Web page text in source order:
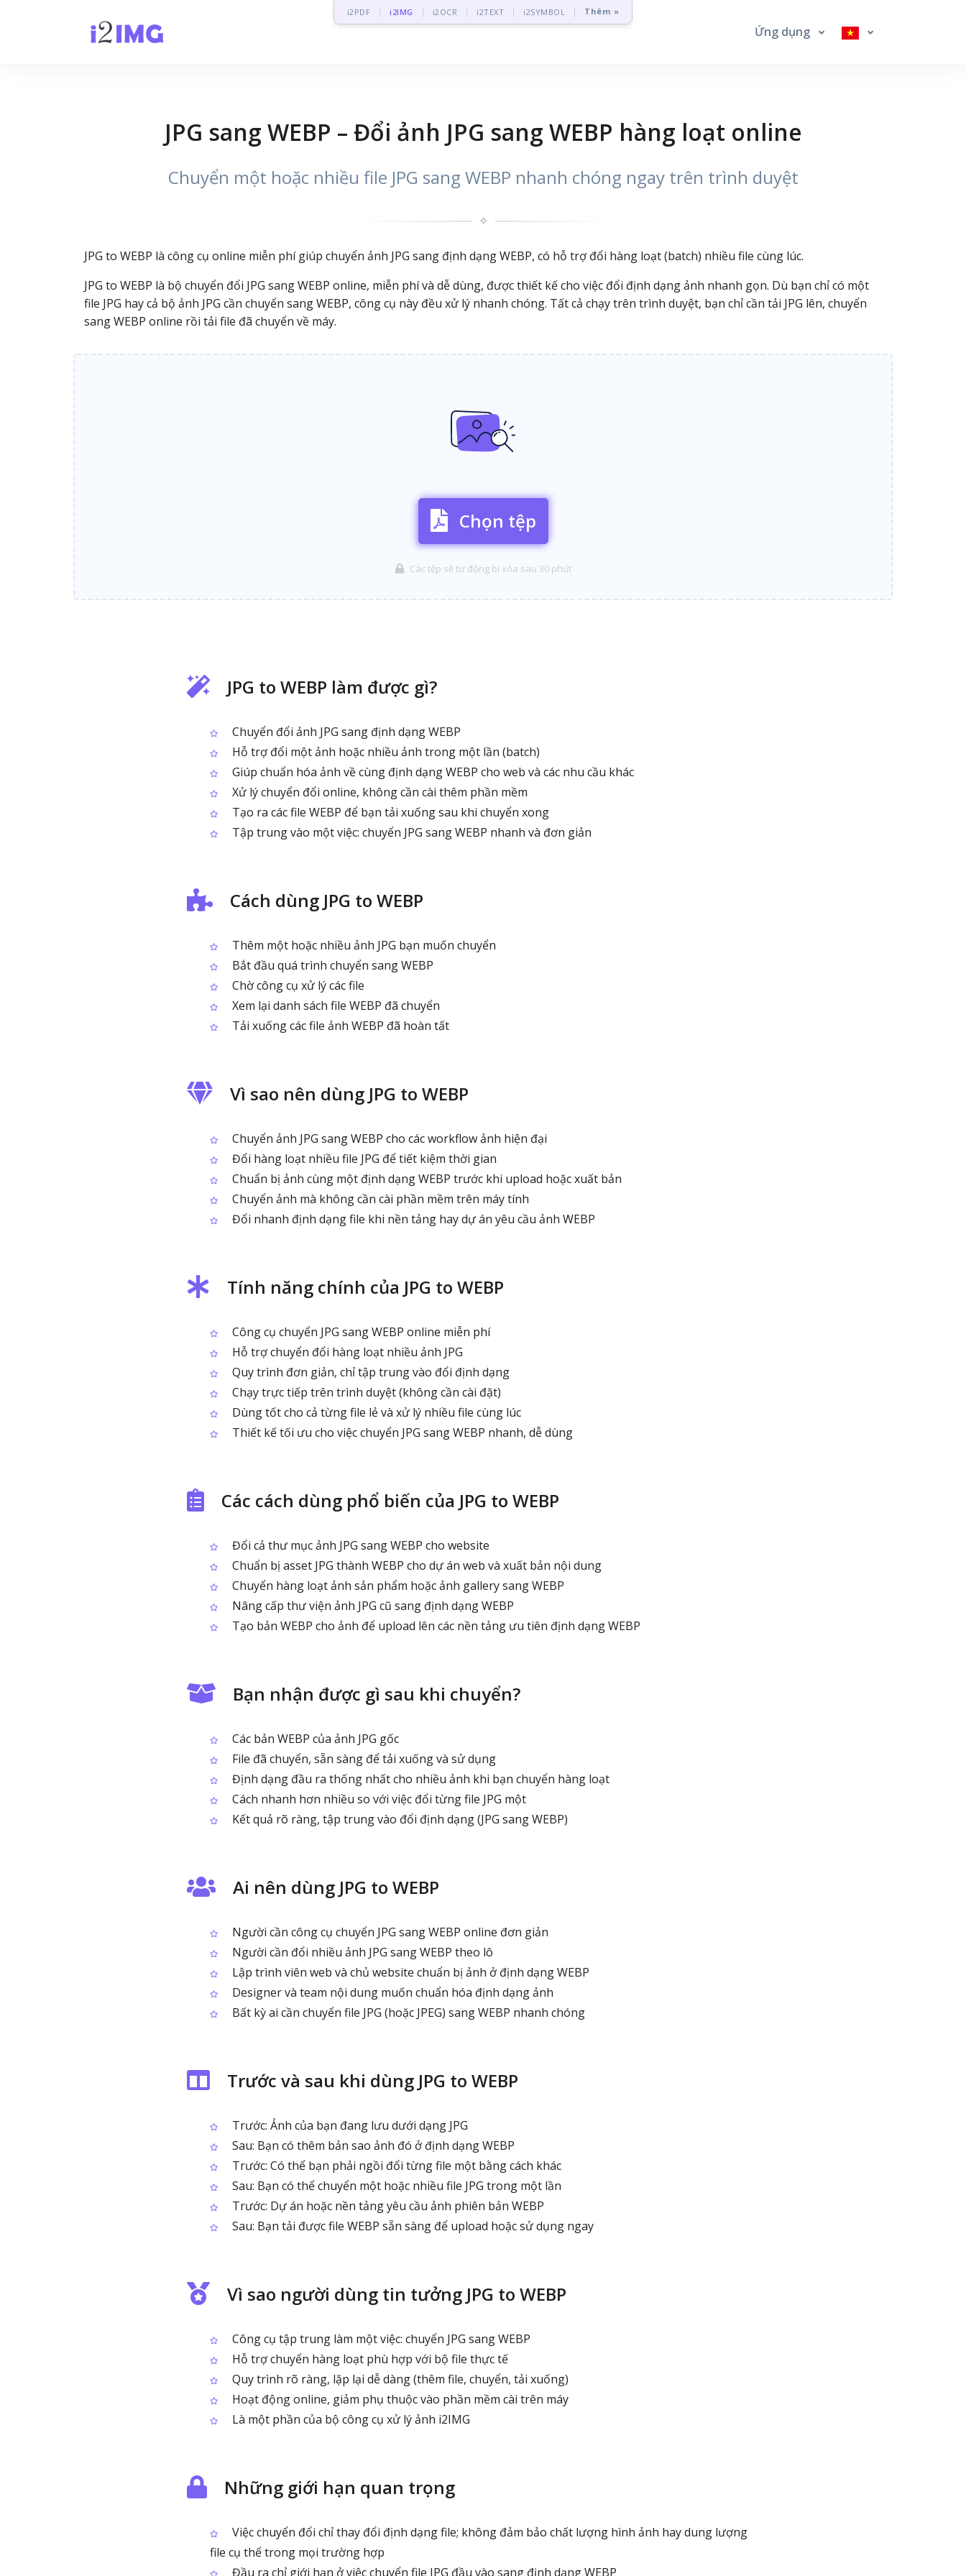
i2PDF i2IMG i2OCR i2TEXT i2SYMBOL Thêm »
Ứng dụng
JPG sang WEBP – Đổi ảnh JPG sang WEBP hàng loạt online
Chuyển một hoặc nhiều file JPG sang WEBP nhanh chóng ngay trên trình duyệt
✧
JPG to WEBP là công cụ online miễn phí giúp chuyển ảnh JPG sang định dạng WEBP, có hỗ trợ đổi hàng loạt (batch) nhiều file cùng lúc.
JPG to WEBP là bộ chuyển đổi JPG sang WEBP online, miễn phí và dễ dùng, được thiết kế cho việc đổi định dạng ảnh nhanh gọn. Dù bạn chỉ có một
file JPG hay cả bộ ảnh JPG cần chuyển sang WEBP, công cụ này đều xử lý nhanh chóng. Tất cả chạy trên trình duyệt, bạn chỉ cần tải JPG lên, chuyển
sang WEBP online rồi tải file đã chuyển về máy.
Chọn tệp
Các tệp sẽ tự động bị xóa sau 30 phút
JPG to WEBP làm được gì?
Chuyển đổi ảnh JPG sang định dạng WEBP
Hỗ trợ đổi một ảnh hoặc nhiều ảnh trong một lần (batch)
Giúp chuẩn hóa ảnh về cùng định dạng WEBP cho web và các nhu cầu khác
Xử lý chuyển đổi online, không cần cài thêm phần mềm
Tạo ra các file WEBP để bạn tải xuống sau khi chuyển xong
Tập trung vào một việc: chuyển JPG sang WEBP nhanh và đơn giản
Cách dùng JPG to WEBP
Thêm một hoặc nhiều ảnh JPG bạn muốn chuyển
Bắt đầu quá trình chuyển sang WEBP
Chờ công cụ xử lý các file
Xem lại danh sách file WEBP đã chuyển
Tải xuống các file ảnh WEBP đã hoàn tất
Vì sao nên dùng JPG to WEBP
Chuyển ảnh JPG sang WEBP cho các workflow ảnh hiện đại
Đổi hàng loạt nhiều file JPG để tiết kiệm thời gian
Chuẩn bị ảnh cùng một định dạng WEBP trước khi upload hoặc xuất bản
Chuyển ảnh mà không cần cài phần mềm trên máy tính
Đổi nhanh định dạng file khi nền tảng hay dự án yêu cầu ảnh WEBP
Tính năng chính của JPG to WEBP
Công cụ chuyển JPG sang WEBP online miễn phí
Hỗ trợ chuyển đổi hàng loạt nhiều ảnh JPG
Quy trình đơn giản, chỉ tập trung vào đổi định dạng
Chạy trực tiếp trên trình duyệt (không cần cài đặt)
Dùng tốt cho cả từng file lẻ và xử lý nhiều file cùng lúc
Thiết kế tối ưu cho việc chuyển JPG sang WEBP nhanh, dễ dùng
Các cách dùng phổ biến của JPG to WEBP
Đổi cả thư mục ảnh JPG sang WEBP cho website
Chuẩn bị asset JPG thành WEBP cho dự án web và xuất bản nội dung
Chuyển hàng loạt ảnh sản phẩm hoặc ảnh gallery sang WEBP
Nâng cấp thư viện ảnh JPG cũ sang định dạng WEBP
Tạo bản WEBP cho ảnh để upload lên các nền tảng ưu tiên định dạng WEBP
Bạn nhận được gì sau khi chuyển?
Các bản WEBP của ảnh JPG gốc
File đã chuyển, sẵn sàng để tải xuống và sử dụng
Định dạng đầu ra thống nhất cho nhiều ảnh khi bạn chuyển hàng loạt
Cách nhanh hơn nhiều so với việc đổi từng file JPG một
Kết quả rõ ràng, tập trung vào đổi định dạng (JPG sang WEBP)
Ai nên dùng JPG to WEBP
Người cần công cụ chuyển JPG sang WEBP online đơn giản
Người cần đổi nhiều ảnh JPG sang WEBP theo lô
Lập trình viên web và chủ website chuẩn bị ảnh ở định dạng WEBP
Designer và team nội dung muốn chuẩn hóa định dạng ảnh
Bất kỳ ai cần chuyển file JPG (hoặc JPEG) sang WEBP nhanh chóng
Trước và sau khi dùng JPG to WEBP
Trước: Ảnh của bạn đang lưu dưới dạng JPG
Sau: Bạn có thêm bản sao ảnh đó ở định dạng WEBP
Trước: Có thể bạn phải ngồi đổi từng file một bằng cách khác
Sau: Bạn có thể chuyển một hoặc nhiều file JPG trong một lần
Trước: Dự án hoặc nền tảng yêu cầu ảnh phiên bản WEBP
Sau: Bạn tải được file WEBP sẵn sàng để upload hoặc sử dụng ngay
Vì sao người dùng tin tưởng JPG to WEBP
Công cụ tập trung làm một việc: chuyển JPG sang WEBP
Hỗ trợ chuyển hàng loạt phù hợp với bộ file thực tế
Quy trình rõ ràng, lặp lại dễ dàng (thêm file, chuyển, tải xuống)
Hoạt động online, giảm phụ thuộc vào phần mềm cài trên máy
Là một phần của bộ công cụ xử lý ảnh i2IMG
Những giới hạn quan trọng
Việc chuyển đổi chỉ thay đổi định dạng file; không đảm bảo chất lượng hình ảnh hay dung lượng
file cụ thể trong mọi trường hợp
Đầu ra chỉ giới hạn ở việc chuyển file JPG đầu vào sang định dạng WEBP